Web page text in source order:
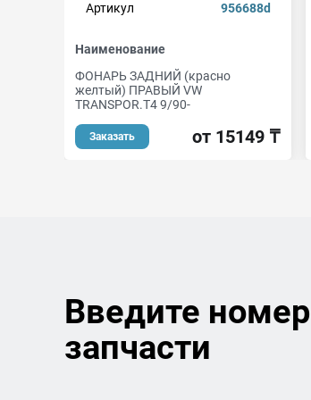
Артикул
956688d
Наименование
ФОНАРЬ ЗАДНИЙ (красно
желтый) ПРАВЫЙ VW
TRANSPOR.T4 9/90-
Заказать от 15149 ₸
Введите номер
запчасти